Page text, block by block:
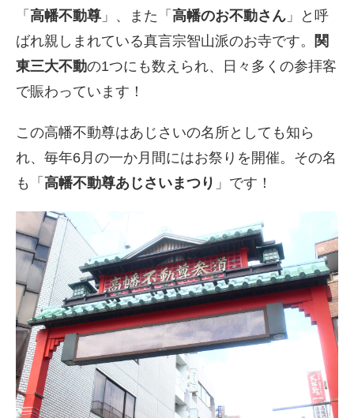
「 高幡不動尊 」、また「 高幡のお不動さん 」と呼
ばれ親しまれている真言宗智山派のお寺です。 関
東三大不動の1つにも数えられ、日々多くの参拝客
で賑わっています！
この高幡不動尊はあじさいの名所としても知ら
れ、毎年6月の一か月間にはお祭りを開催。その名
も「 高幡不動尊あじさいまつり 」です！